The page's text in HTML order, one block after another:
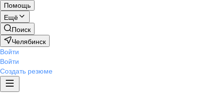
Помощь
Ещё
Поиск
Челябинск
Войти
Войти
Создать резюме